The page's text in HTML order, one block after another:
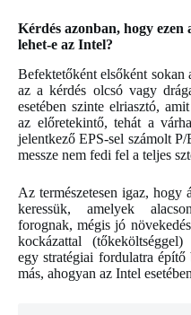
Kérdés azonban, hogy ezen
lehet-e az Intel?
Befektetőként elsőként sokan
az a kérdés olcsó vagy
esetében szinte elriasztó,
az előretekintő, tehát a
jelentkező EPS-sel számolt
messze nem fedi fel a teljes
Az természetesen igaz, hogy
keressük, amelyek
forognak, mégis jó
kockázattal
egy stratégiai fordulatra építő
más, ahogyan az Intel